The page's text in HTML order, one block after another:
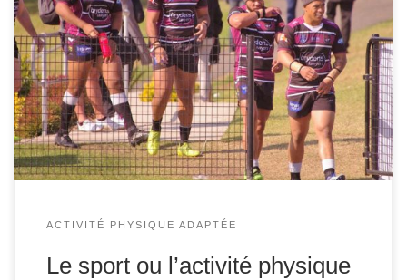
Il existe trois périodes différentes pour lutter contre le
cancer avec le sport ou la pratique d’activités physiques
adaptées. En effet, nous pouvons agir en prévention,
pendant ou post cancer. Pratique de l’activité physique ou
sportive en prévention du cancer. Lorsque nous
pratiquons une activité physique ou sportive de façon […]
ACTIVITÉ PHYSIQUE ADAPTÉE
Le sport ou l’activité physique